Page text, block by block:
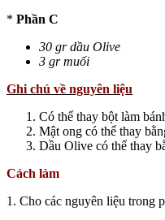
* Phần C
30 gr dầu Olive
3 gr muối
Ghi chú về nguyên liệu
Có thể thay bột làm
Mật ong có thể thay
Dầu Olive có thể thay
Cách làm
1. Cho các nguyên liệu trong